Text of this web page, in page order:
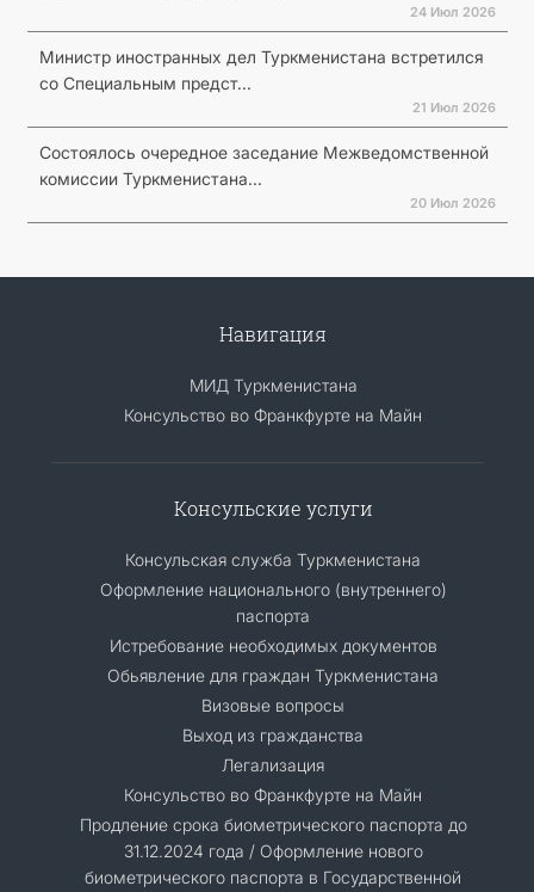
24 Июл 2026
Министр иностранных дел Туркменистана встретился
со Специальным предст...
21 Июл 2026
Состоялось очередное заседание Межведомственной
комиссии Туркменистана...
20 Июл 2026
Навигация
МИД Туркменистана
Консульство во Франкфурте на Майн
Консульские услуги
Консульская служба Туркменистана
Оформление национального (внутреннего)
паспорта
Истребование необходимых документов
Обьявление для граждан Туркменистана
Визовые вопросы
Выход из гражданства
Легализация
Консульство во Франкфурте на Майн
Продление срока биометрического паспорта до
31.12.2024 года / Оформление нового
биометрического паспорта в Государственной